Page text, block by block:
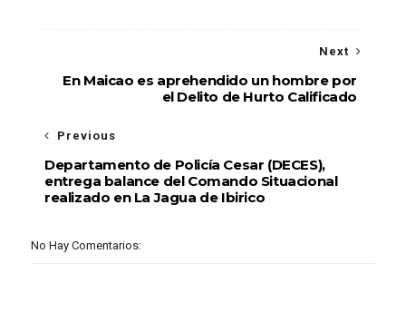
Next
En Maicao es aprehendido un hombre por
el Delito de Hurto Calificado
Previous
Departamento de Policía Cesar (DECES),
entrega balance del Comando Situacional
realizado en La Jagua de Ibirico
No Hay Comentarios: